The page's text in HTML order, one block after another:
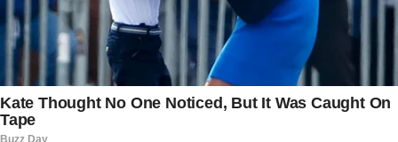
considerados satisfatórios. Muitos lembraram a
trajetória histórica construída por Galvão ao
longo de décadas, destacando a importância de
sua voz para o esporte nacional. Outros
apontaram que o mercado do entretenimento